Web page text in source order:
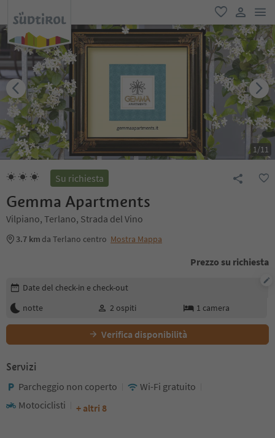
favoriti
user link
1/11
Su richiesta
Gemma Apartments
Vilpiano, Terlano, Strada del Vino
3.7 km da Terlano centro Mostra Mappa
Prezzo su richiesta
Modifica i dettagli della prenotazione
Date del check-in e check-out
notte
2 ospiti 1 camera
Verifica disponibilità
Servizi
Parcheggio non coperto
Wi-Fi gratuito
Motociclisti
+ altri 8